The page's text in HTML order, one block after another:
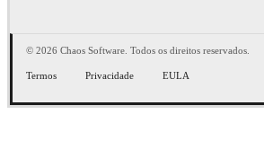
© 2026 Chaos Software. Todos os direitos reservados.
Termos Privacidade EULA